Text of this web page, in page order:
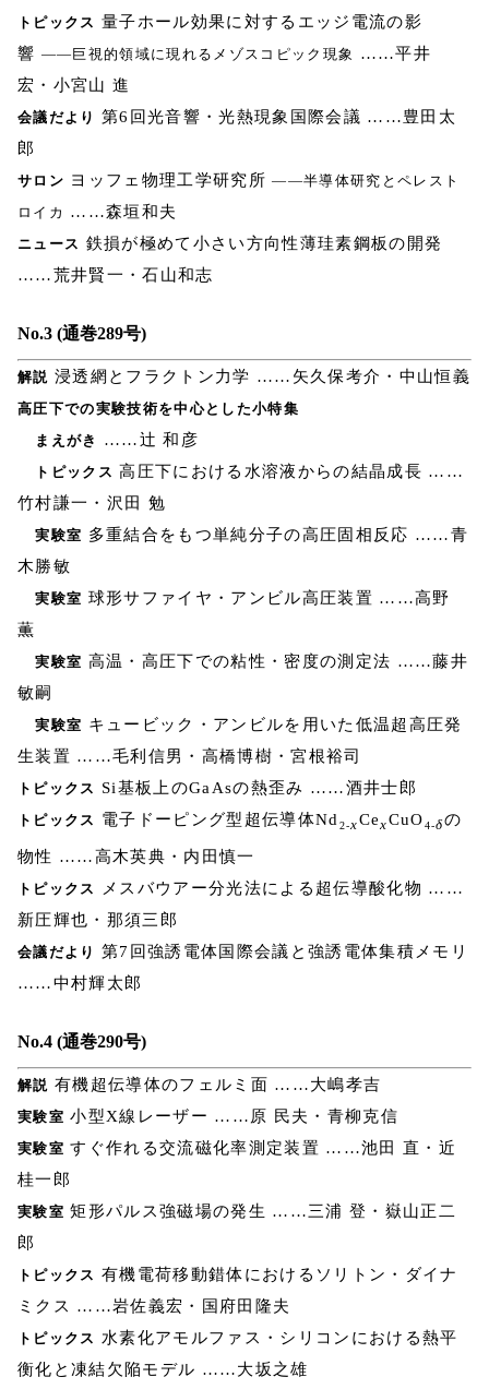
トピックス 量子ホール効果に対するエッジ電流の影
響 ――巨視的領域に現れるメゾスコピック現象
……平井
宏・小宮山 進
会議だより 第6回光音響・光熱現象国際会議 ……豊田太
郎
サロン ヨッフェ物理工学研究所――半導体研究とペレスト
ロイカ ……森垣和夫
ニュース 鉄損が極めて小さい方向性薄珪素鋼板の開発
……荒井賢一・石山和志
No.3 (通巻289号)
解説 浸透網とフラクトン力学 ……矢久保考介・中山恒義
高圧下での実験技術を中心とした小特集
まえがき
……辻 和彦
トピックス 高圧下における水溶液からの結晶成長 ……
竹村謙一・沢田 勉
実験室 多重結合をもつ単純分子の高圧固相反応 ……青
木勝敏
実験室 球形サファイヤ・アンビル高圧装置 ……高野
薫
実験室 高温・高圧下での粘性・密度の測定法 ……藤井
敏嗣
実験室 キュービック・アンビルを用いた低温超高圧発
生装置 ……毛利信男・高橋博樹・宮根裕司
トピックス Si基板上のGaAsの熱歪み ……酒井士郎
トピックス 電子ドーピング型超伝導体Nd 2-xCexCuO4-δの
物性 ……高木英典・内田慎一
トピックス
メスバウアー分光法による超伝導酸化物 ……
新圧輝也・那須三郎
会議だより 第7回強誘電体国際会議と強誘電体集積メモリ
……中村輝太郎
No.4 (通巻290号)
解説 有機超伝導体のフェルミ面 ……大嶋孝吉
実験室 小型X線レーザー ……原 民夫・青柳克信
実験室 すぐ作れる交流磁化率測定装置 ……池田 直・近
桂一郎
実験室 矩形パルス強磁場の発生 ……三浦 登・嶽山正二
郎
トピックス 有機電荷移動錯体におけるソリトン・ダイナ
ミクス ……岩佐義宏・国府田隆夫
トピックス 水素化アモルファス・シリコンにおける熱平
衡化と凍結欠陥モデル ……大坂之雄